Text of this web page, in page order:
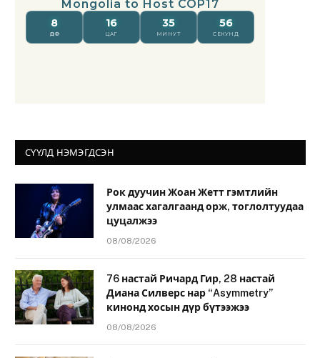
СҮҮЛД НЭМЭГДСЭН
Рок дуучин Жоан Жетт гэмтлийн
улмаас хагалгаанд орж, тоглолтуудаа
цуцалжээ
08/08/2026
76 настай Ричард Гир, 28 настай
Диана Силверс нар “Asymmetry”
кинонд хосын дүр бүтээжээ
08/08/2026